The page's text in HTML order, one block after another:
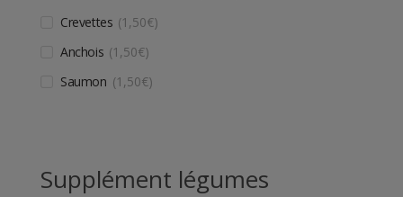
Crevettes
1,50€
Anchois
1,50€
Saumon 1,50€
Supplément légumes